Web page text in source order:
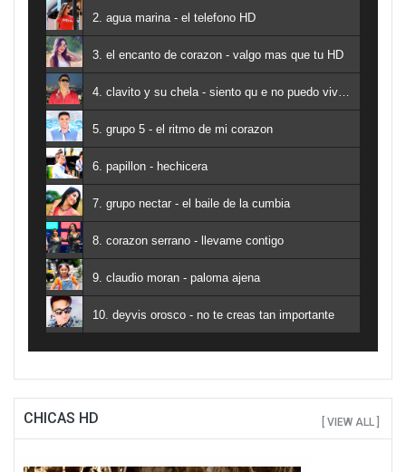
2. agua marina - el telefono HD
3. el encanto de corazon - valgo mas que tu HD
5. grupo 5 - el ritmo de mi corazon
6. papillon - hechicera
7. grupo nectar - el baile de la cumbia
8. corazon serrano - llevame contigo
9. claudio moran - paloma ajena
10. deyvis orosco - no te creas tan importante
CHICAS HD [ VIEW ALL ]